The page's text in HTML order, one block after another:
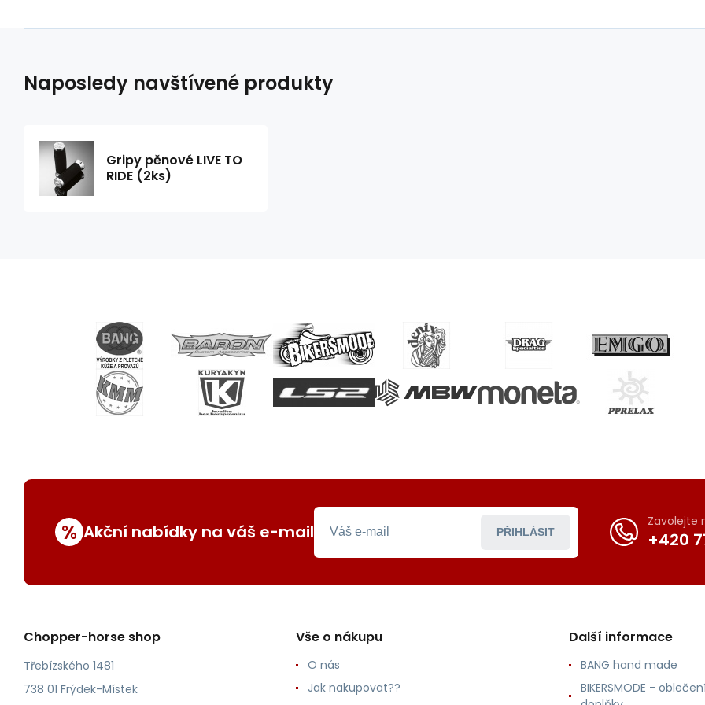
Naposledy navštívené produkty
Gripy pěnové LIVE TO
RIDE (2ks)
% Akční nabídky na váš e-mail PŘIHLÁSIT
Zavolejte
+420
Chopper-horse shop
Třebízského 1481
738 01 Frýdek-Místek
Vše o nákupu
O nás
Jak nakupovat??
Další informace
BANG hand made
BIKERSMODE -